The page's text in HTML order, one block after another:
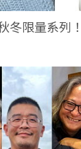
冬限量系列